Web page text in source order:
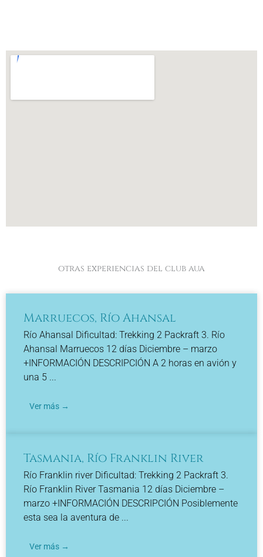
otras experiencias del club aua
Marruecos, Río Ahansal
Río Ahansal Dificultad: Trekking 2 Packraft 3. Río
Ahansal Marruecos 12 días Diciembre – marzo
+INFORMACIÓN DESCRIPCIÓN A 2 horas en avión y
una 5 ...
Ver más →
Tasmania, Río Franklin River
Río Franklin river Dificultad: Trekking 2 Packraft 3.
Río Franklin River Tasmania 12 días Diciembre –
marzo +INFORMACIÓN DESCRIPCIÓN Posiblemente
esta sea la aventura de ...
Ver más →